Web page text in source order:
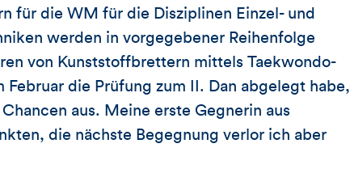
für die WM für die Disziplinen Einzel- und
werden in vorgegebener Reihenfolge
von Kunststoffbrettern mittels Taekwondo-
die Prüfung zum II. Dan abgelegt habe,
aus. Meine erste Gegnerin aus
die nächste Begegnung verlor ich aber